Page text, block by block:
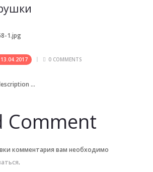
13.04.2017 0COMMENTS
...
Comment
комментария вам необходимо
.